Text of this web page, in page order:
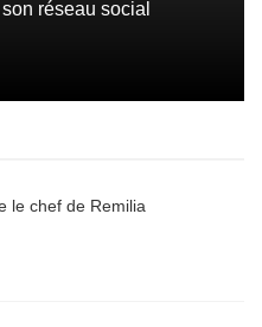
réseau social
le chef de Remilia